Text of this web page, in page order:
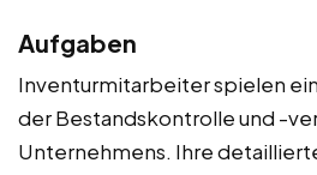
Aufgaben
Inventurmitarbeiter spielen
der Bestandskontrolle und -
Unternehmens. Ihre